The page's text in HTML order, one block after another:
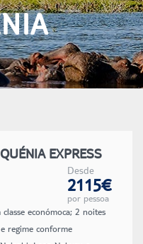
EXPRESS
Desde
2115€
por pessoa
económoca; 2 noites
regime conforme